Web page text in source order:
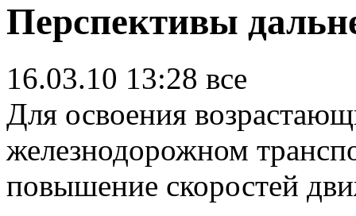
Перспективы
16.03.10 13:28 все
Для освоения
железнодорожном
повышение скоростей